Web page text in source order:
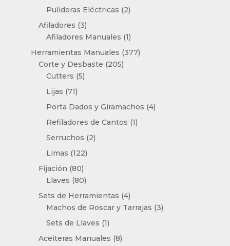
productos
Pulidoras Eléctricas 22
Afiladores 33
productos
Afiladores Manuales 11
producto
Herramientas Manuales 377377
Corte y Desbaste 205205
Cutters 55
Lijas 7171
productos
Porta Dados y Giramachos 44
Refiladores de Cantos 11
Serruchos 22
Limas 122122
Fijación 8080
productos
Llaves 8080
productos
Sets de Herramientas 44
productos
Machos de Roscar y Tarrajas 33
Sets de Llaves 11
producto
Aceiteras Manuales 88